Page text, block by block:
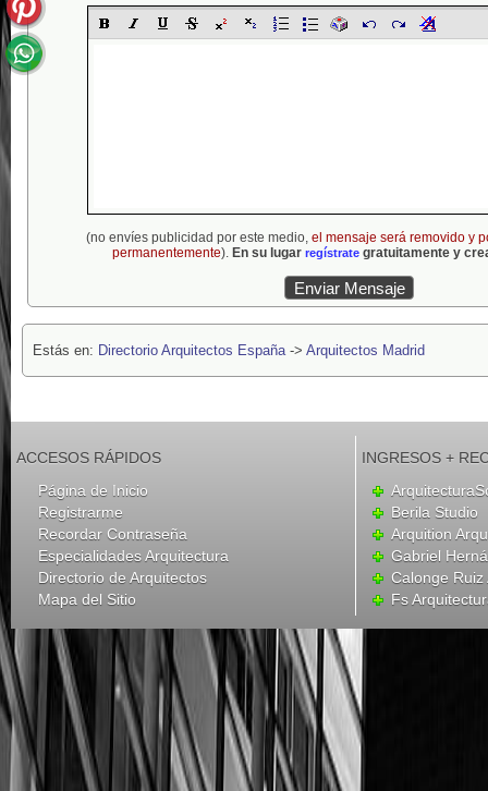
(no envíes publicidad por este medio, el mensaje será removido y
permanentemente). En su lugar regístrategratuitamente y
Estás en: Directorio Arquitectos España-> Arquitectos Madrid
ACCESOS RÁPIDOS
Página de Inicio
Registrarme
Recordar Contraseña
Especialidades Arquitectura
Directorio de Arquitectos
Mapa del Sitio
INGRESOS +
Berila Studio
Arquition
Gabriel
Calonge Ruiz
Fs